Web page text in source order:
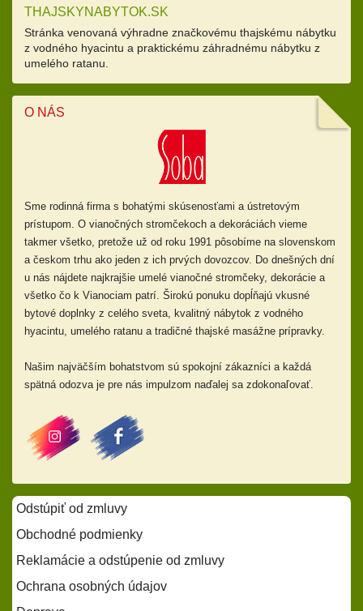
THAJSKYNABYTOK.SK
Stránka venovaná výhradne značkovému thajskému nábytku
z vodného hyacintu a praktickému záhradnému nábytku z
umelého ratanu.
O NÁS
Sme rodinná firma s bohatými skúsenosťami a ústretovým
prístupom. O vianočných stromčekoch a dekoráciách vieme
takmer všetko, pretože už od roku 1991 pôsobíme na slovenskom
a českom trhu ako jeden z ich prvých dovozcov. Do dnešných dní
u nás nájdete najkrajšie umelé vianočné stromčeky, dekorácie a
všetko čo k Vianociam patrí. Širokú ponuku dopĺňajú vkusné
bytové doplnky z celého sveta, kvalitný nábytok z vodného
hyacintu, umelého ratanu a tradičné thajské masážne prípravky.
Našim najväčším bohatstvom sú spokojní zákazníci a každá
spätná odozva je pre nás impulzom naďalej sa zdokonaľovať.
Odstúpiť od zmluvy
Obchodné podmienky
Reklamácie a odstúpenie od zmluvy
Ochrana osobných údajov